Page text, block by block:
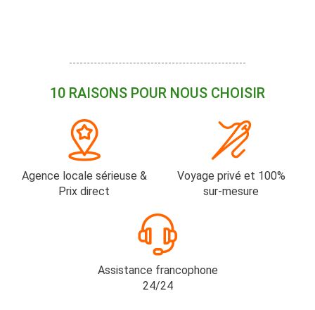
10 RAISONS POUR NOUS CHOISIR
Agence locale sérieuse &
Prix direct
Voyage privé et 100%
sur-mesure
Assistance francophone
24/24